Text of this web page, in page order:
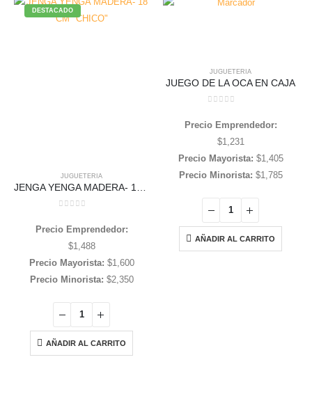
DESTACADO
JUGUETERIA
JENGA YENGA MADERA- 18 CM «CHICO»
Precio Emprendedor:
$1,488
Precio Mayorista: $1,600
Precio Minorista: $2,350
AÑADIR AL CARRITO
JUGUETERIA
JUEGO DE LA OCA EN CAJA
Precio Emprendedor:
$1,231
Precio Mayorista: $1,405
Precio Minorista: $1,785
AÑADIR AL CARRITO